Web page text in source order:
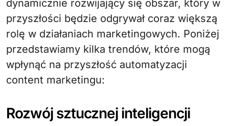
dynamicznie rozwijający się obszar, który w
przyszłości będzie odgrywał coraz większą
rolę w działaniach marketingowych. Poniżej
przedstawiamy kilka trendów, które mogą
wpłynąć na przyszłość automatyzacji
content marketingu:
Rozwój sztucznej inteligencji